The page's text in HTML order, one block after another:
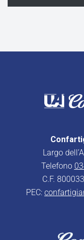
Largo
Telefono
C.F.
PEC: